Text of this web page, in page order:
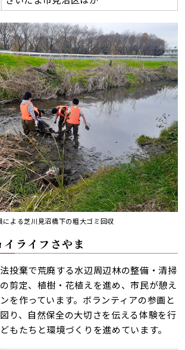
による芝川見沼橋下の粗大ゴミ回収
ライフさやま
投棄で荒廃する水辺周辺林の整備・清掃
剪定、植樹・花植えを進め、市民が憩え
を作っています。ボランティアの参画と
り、自然保全の大切さを伝える体験を行
もたちと環境づくりを進めています。